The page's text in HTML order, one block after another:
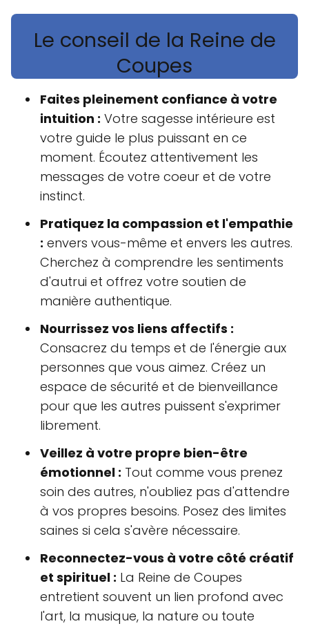
Le conseil de la Reine de
Coupes
Faites pleinement confiance à votre
intuition : Votre sagesse intérieure est
votre guide le plus puissant en ce
moment. Écoutez attentivement les
messages de votre coeur et de votre
instinct.
Pratiquez la compassion et l'empathie
: envers vous-même et envers les autres.
Cherchez à comprendre les sentiments
d'autrui et offrez votre soutien de
manière authentique.
Nourrissez vos liens affectifs :
Consacrez du temps et de l'énergie aux
personnes que vous aimez. Créez un
espace de sécurité et de bienveillance
pour que les autres puissent s'exprimer
librement.
Veillez à votre propre bien-être
émotionnel : Tout comme vous prenez
soin des autres, n'oubliez pas d'attendre
à vos propres besoins. Posez des limites
saines si cela s'avère nécessaire.
Reconnectez-vous à votre côté créatif
et spirituel : La Reine de Coupes
entretient souvent un lien profond avec
l'art, la musique, la nature ou toute